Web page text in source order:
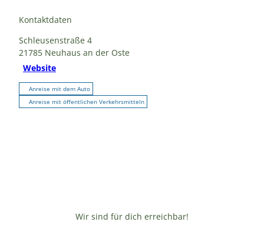
Kontaktdaten
Schleusenstraße 4
21785 Neuhaus an der Oste
Website
Anreise mit dem Auto
Anreise mit öffentlichen Verkehrsmitteln
Wir sind für dich erreichbar!